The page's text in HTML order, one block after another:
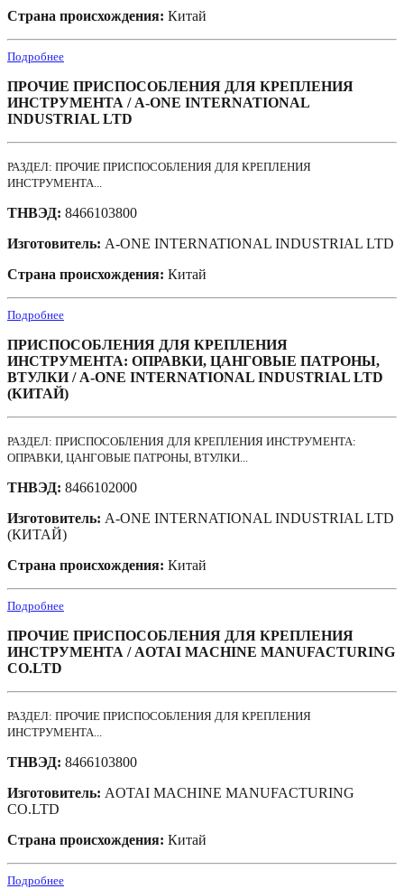
Страна происхождения: Китай
Подробнее
ПРОЧИЕ ПРИСПОСОБЛЕНИЯ ДЛЯ КРЕПЛЕНИЯ
ИНСТРУМЕНТА / A-ONE INTERNATIONAL
INDUSTRIAL LTD
РАЗДЕЛ: ПРОЧИЕ ПРИСПОСОБЛЕНИЯ ДЛЯ КРЕПЛЕНИЯ
ИНСТРУМЕНТА...
ТНВЭД: 8466103800
Изготовитель: A-ONE INTERNATIONAL INDUSTRIAL LTD
Страна происхождения: Китай
Подробнее
ПРИСПОСОБЛЕНИЯ ДЛЯ КРЕПЛЕНИЯ
ИНСТРУМЕНТА: ОПРАВКИ, ЦАНГОВЫЕ ПАТРОНЫ,
ВТУЛКИ / A-ONE INTERNATIONAL INDUSTRIAL LTD
(КИТАЙ)
РАЗДЕЛ: ПРИСПОСОБЛЕНИЯ ДЛЯ КРЕПЛЕНИЯ ИНСТРУМЕНТА:
ОПРАВКИ, ЦАНГОВЫЕ ПАТРОНЫ, ВТУЛКИ...
ТНВЭД: 8466102000
Изготовитель: A-ONE INTERNATIONAL INDUSTRIAL LTD
(КИТАЙ)
Страна происхождения: Китай
Подробнее
ПРОЧИЕ ПРИСПОСОБЛЕНИЯ ДЛЯ КРЕПЛЕНИЯ
ИНСТРУМЕНТА / AOTAI MACHINE MANUFACTURING
CO.LTD
РАЗДЕЛ: ПРОЧИЕ ПРИСПОСОБЛЕНИЯ ДЛЯ КРЕПЛЕНИЯ
ИНСТРУМЕНТА...
ТНВЭД: 8466103800
Изготовитель: AOTAI MACHINE MANUFACTURING
CO.LTD
Страна происхождения: Китай
Подробнее